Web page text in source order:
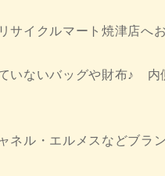
サイクルマート焼津店へ
いないバッグや財布♪ 内
ネル・エルメスなどブラ